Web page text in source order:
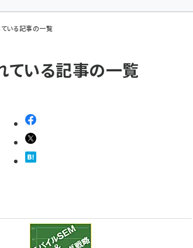
ている記事の一覧
ている記事の一覧